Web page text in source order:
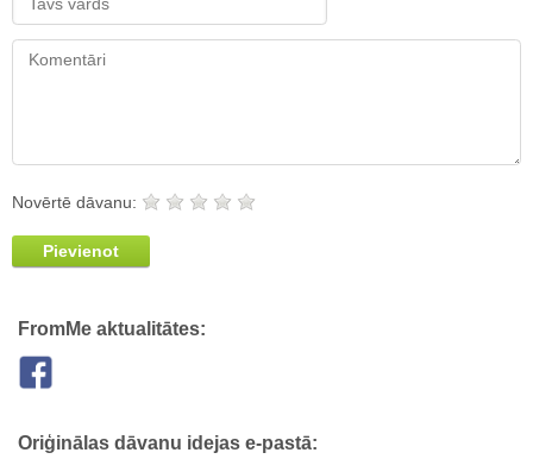
Novērtē dāvanu:
Pievienot
FromMe aktualitātes:
Oriģinālas dāvanu idejas e-pastā: